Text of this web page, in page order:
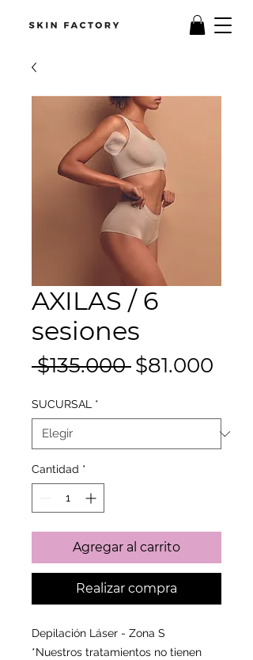
AXILAS / 6
sesiones
$135.000 Precio
$81.000
SUCURSAL *
Cantidad *
Agregar al carrito
Realizar compra
Depilación Láser - Zona S
*Nuestros tratamientos no tienen